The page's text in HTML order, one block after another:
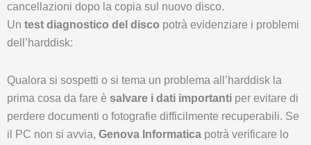
cancellazioni dopo la copia sul nuovo disco.
Un test diagnostico del disco potrà evidenziare i problemi
dell’harddisk:
Qualora si sospetti o si tema un problema all’harddisk la
prima cosa da fare è salvare i dati importanti per evitare di
perdere documenti o fotografie difficilmente recuperabili. Se
il PC non si avvia, Genova Informatica potrà verificare lo